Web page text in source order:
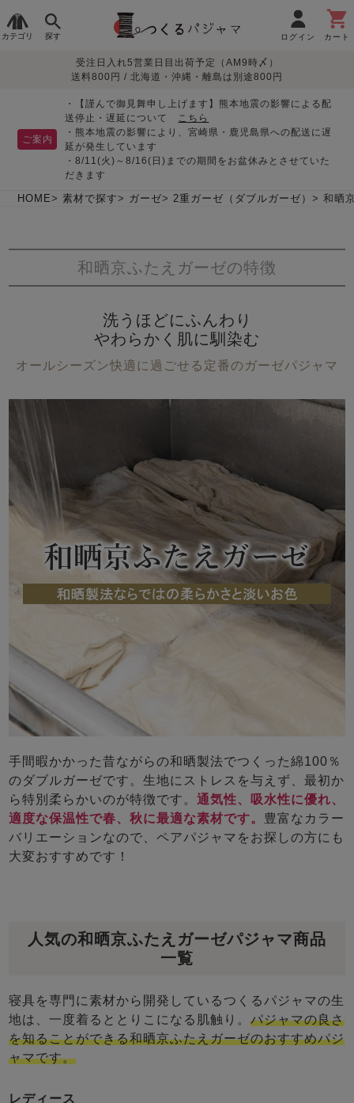
カテゴリ 探す ログイン カート
レディースパジャマ
夏 秋
メンズパジャマ
夏 秋
春 夏 秋 冬
ボーイズパジャマ
春 夏 秋 冬
生地で
さがす
オーガニック素材 ガーゼ
サッカー/ちぢみ 楊
柳
柄物
- Item Ranking -
- New Arrival -
すべての生地一覧はこちら
目的別で
さがす
敏感肌用
パジャマ
入院・介護
胸が目立たない
マタニティ
ペアで
眠れる作務衣特集
体型別におすすめパジ
年齢別におすすめパジ
ルームウェア
インナーウェア 生活雑貨 カタログギフト
売れ筋ランキング
- Item Ranking -
目的別でさがす一覧はこちら
デザインで
さがす
作務衣 胸がすけない
羽織・バスロ
ズボン単品
すべてのメン
パジャマ
長袖 半袖 七分袖
作務衣
羽織・バスロ
上着単品
すべてのキッ
ズ
ガールズ長袖 ガールズ半袖 ワンピース
夏パジャマ特集 つくるパジャマとは
お支払い・送料・配送
返品・交換について よくあるご質問
会社概要 お買い物ガイド 安心の日本製
SDGsの取り組み
受注日入れ5営業日目出荷予定（AM9時〆）
送料800円 / 北海道・沖縄・離島は別途800円
ご案内
・【謹んで御見舞申し上げます】熊本地震の影響による配
送停止・遅延について こちら
・熊本地震の影響により、宮崎県・鹿児島県への配送に遅
延が発生しています
・8/11(火)～8/16(日)までの期間をお盆休みとさせていた
だきます
HOME 素材で探す ガーゼ 2重ガーゼ（ダブルガーゼ） 和晒
和晒京ふたえガーゼの特徴
洗うほどにふんわり
やわらかく肌に馴染む
オールシーズン快適に過ごせる定番のガーゼパジャマ
手間暇かかった昔ながらの和晒製法でつくった綿100％
のダブルガーゼです。生地にストレスを与えず、最初か
ら特別柔らかいのが特徴です。通気性、吸水性に優れ、
適度な保温性で春、秋に最適な素材です。 豊富なカラー
バリエーションなので、ペアパジャマをお探しの方にも
大変おすすめです！
人気の和晒京ふたえガーゼパジャマ商品
一覧
寝具を専門に素材から開発しているつくるパジャマの生
地は、一度着るととりこになる肌触り。パジャマの良さ
を知ることができる和晒京ふたえガーゼのおすすめパジ
ャマです。
レディース